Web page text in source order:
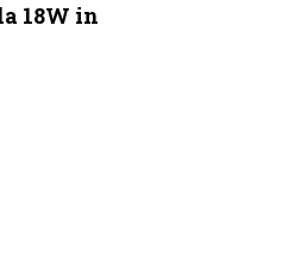
18W in